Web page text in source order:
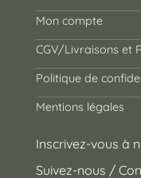
Mon compte
CGV/Livraisons et
Politique de
Mentions légales
Inscrivez-vous à
Suivez-nous /